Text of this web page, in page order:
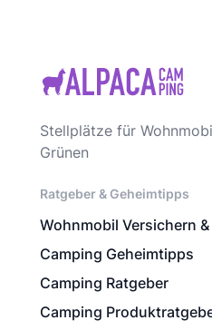
Stellplätze für
Grünen
Ratgeber & Geheimtipps
Wohnmobil Versichern
Camping Geheimtipps
Camping Ratgeber
Camping